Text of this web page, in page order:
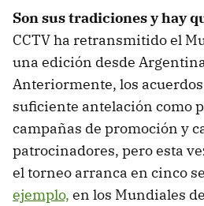
Son sus tradiciones y hay
CCTV ha retransmitido el
una edición desde
Anteriormente, los
suficiente antelación como
campañas de promoción y
patrocinadores, pero esta
el torneo arranca en cinco
ejemplo, en los Mundiales